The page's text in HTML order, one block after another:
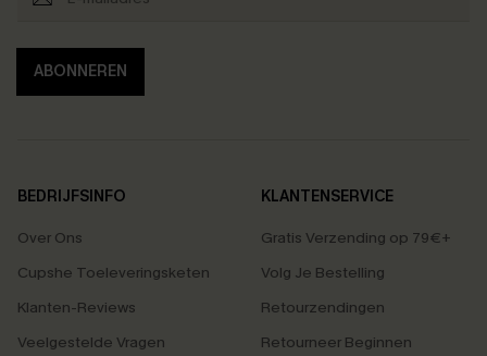
ABONNEREN
BEDRIJFSINFO
Over Ons
Cupshe Toeleveringsketen
Klanten-Reviews
Veelgestelde Vragen
KLANTENSERVICE
Gratis Verzending op 79€+
Volg Je Bestelling
Retourzendingen
Retourneer Beginnen